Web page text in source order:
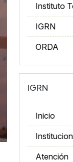
Instituto
IGRN
ORDA
IGRN
Inicio
Atención